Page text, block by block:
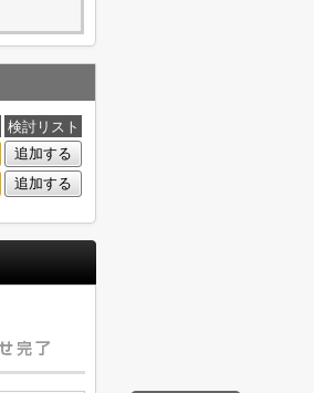
検討リスト
追加する
追加する